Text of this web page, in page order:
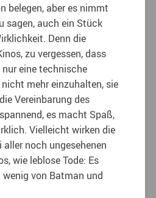
belegen, aber es nimmt
sagen, auch ein Stück
Denn die
zu vergessen, dass
eine technische
mehr einzuhalten, sie
Vereinbarung des
es macht Spaß,
Vielleicht wirken die
noch ungesehenen
wie leblose Tode: Es
von Batman und